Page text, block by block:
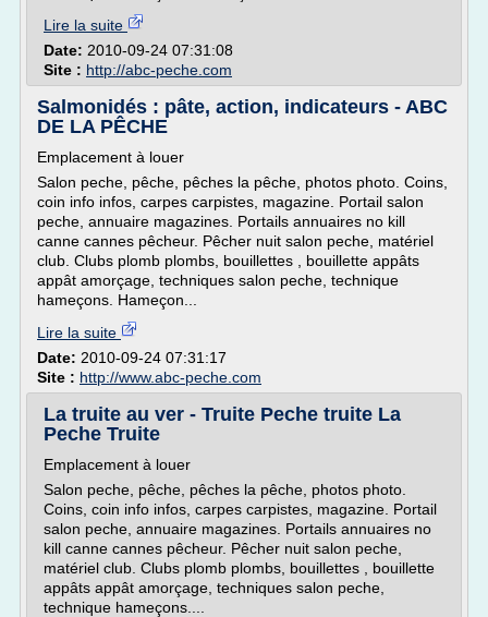
Lire la suite
Date: 2010-09-24 07:31:08
Site : http://abc-peche.com
Salmonidés : pâte, action, indicateurs - ABC
DE LA PÊCHE
Emplacement à louer
Salon peche, pêche, pêches la pêche, photos photo. Coins,
coin info infos, carpes carpistes, magazine. Portail salon
peche, annuaire magazines. Portails annuaires no kill
canne cannes pêcheur. Pêcher nuit salon peche, matériel
club. Clubs plomb plombs, bouillettes , bouillette appâts
appât amorçage, techniques salon peche, technique
hameçons. Hameçon...
Lire la suite
Date: 2010-09-24 07:31:17
Site : http://www.abc-peche.com
La truite au ver - Truite Peche truite La
Peche Truite
Emplacement à louer
Salon peche, pêche, pêches la pêche, photos photo.
Coins, coin info infos, carpes carpistes, magazine. Portail
salon peche, annuaire magazines. Portails annuaires no
kill canne cannes pêcheur. Pêcher nuit salon peche,
matériel club. Clubs plomb plombs, bouillettes , bouillette
appâts appât amorçage, techniques salon peche,
technique hameçons....